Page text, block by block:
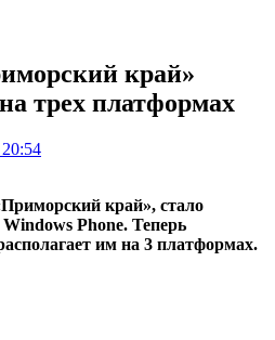
край»
трех платформах
край», стало
Phone. Теперь
им на 3 платформах.